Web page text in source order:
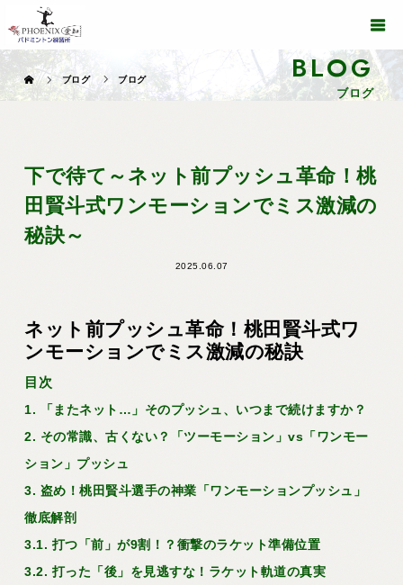
BLOG
ブログ
ブログ ブログ
下で待て～ネット前プッシュ革命！桃
田賢斗式ワンモーションでミス激減の
秘訣～
2025.06.07
ネット前プッシュ革命！桃田賢斗式ワ
ンモーションでミス激減の秘訣
目次
1. 「またネット…」そのプッシュ、いつまで続けますか？
2. その常識、古くない？「ツーモーション」vs「ワンモー
ション」プッシュ
3. 盗め！桃田賢斗選手の神業「ワンモーションプッシュ」
徹底解剖
3.1. 打つ「前」が9割！？衝撃のラケット準備位置
3.2. 打った「後」を見逃すな！ラケット軌道の真実